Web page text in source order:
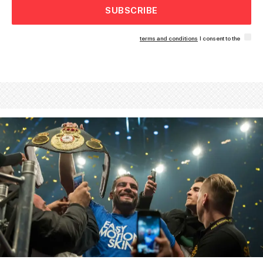
SUBSCRIBE
I consent to the
terms and conditions